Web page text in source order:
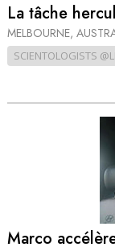
La tâche
MELBOURNE,
SCIENTOLOGISTS
Marco